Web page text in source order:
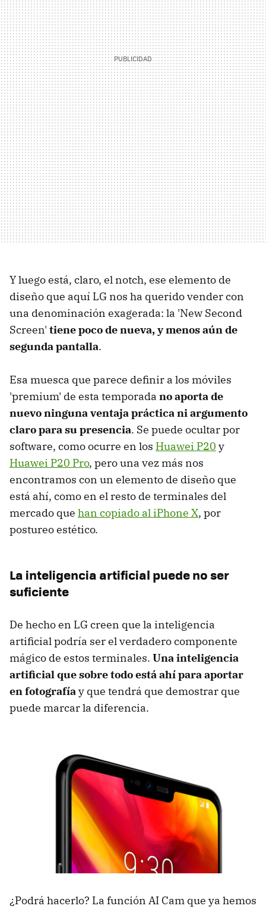
Y luego está, claro, el notch, ese elemento de
diseño que aquí LG nos ha querido vender con
una denominación exagerada: la 'New Second
Screen' tiene poco de nueva, y menos aún de
segunda pantalla.
Esa muesca que parece definir a los móviles
'premium' de esta temporada no aporta de
nuevo ninguna ventaja práctica ni argumento
claro para su presencia. Se puede ocultar por
software, como ocurre en los Huawei P20 y
Huawei P20 Pro, pero una vez más nos
encontramos con un elemento de diseño que
está ahí, como en el resto de terminales del
mercado que han copiado al iPhone X, por
postureo estético.
La inteligencia artificial puede no ser
suficiente
De hecho en LG creen que la inteligencia
artificial podría ser el verdadero componente
mágico de estos terminales. Una inteligencia
artificial que sobre todo está ahí para aportar
en fotografíay que tendrá que demostrar que
puede marcar la diferencia.
¿Podrá hacerlo? La función AI Cam que ya hemos